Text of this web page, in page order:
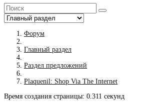
Форум
Главный раздел
Раздел предложений
Plaquenil: Shop Via The Internet
Время создания страницы: 0.311 секунд